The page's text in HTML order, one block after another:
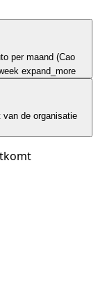
per maand (Cao
expand_more
de organisatie